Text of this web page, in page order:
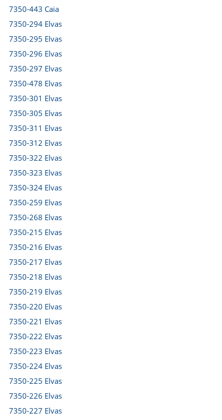
7350-443 Caia
7350-294 Elvas
7350-295 Elvas
7350-296 Elvas
7350-297 Elvas
7350-478 Elvas
7350-301 Elvas
7350-305 Elvas
7350-311 Elvas
7350-312 Elvas
7350-322 Elvas
7350-323 Elvas
7350-324 Elvas
7350-259 Elvas
7350-268 Elvas
7350-215 Elvas
7350-216 Elvas
7350-217 Elvas
7350-218 Elvas
7350-219 Elvas
7350-220 Elvas
7350-221 Elvas
7350-222 Elvas
7350-223 Elvas
7350-224 Elvas
7350-225 Elvas
7350-226 Elvas
7350-227 Elvas